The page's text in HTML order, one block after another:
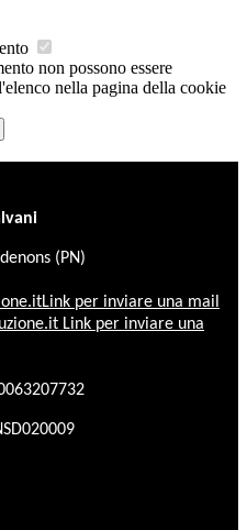
non possono essere
nella pagina della cookie
(PN)
Link per inviare una mail
Link per inviare una